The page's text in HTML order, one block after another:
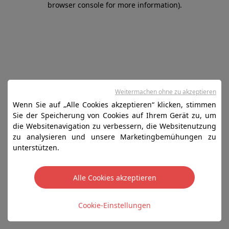
browser console for more information).
Wenn Sie auf „Alle Cookies akzeptieren“ klicken, stimmen
Sie der Speicherung von Cookies auf Ihrem Gerät zu, um
die Websitenavigation zu verbessern, die Websitenutzung
zu analysieren und unsere Marketingbemühungen zu
unterstützen.
Alle Cookies akzeptieren
Cookie-Einstellungen
Weitermachen ohne zu akzeptieren